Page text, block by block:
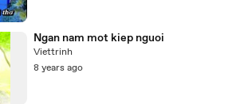
Ngan nam mot kiep nguoi
Viettrinh
8 years ago